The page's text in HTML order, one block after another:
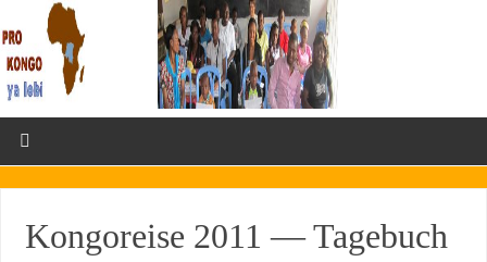
Kongoreise 2011 — Tagebuch